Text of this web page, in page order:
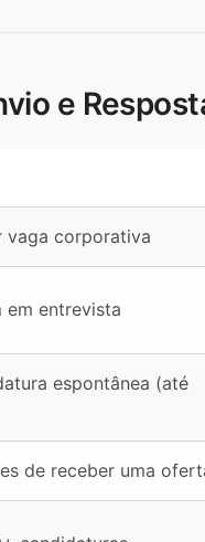
e
vaga corporativa
em entrevista
espontânea (até
de receber uma